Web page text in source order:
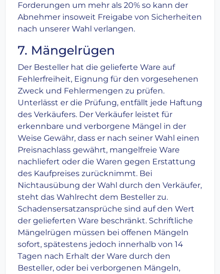
Forderungen um mehr als 20% so kann der
Abnehmer insoweit Freigabe von Sicherheiten
nach unserer Wahl verlangen.
7. Mängelrügen
Der Besteller hat die gelieferte Ware auf
Fehlerfreiheit, Eignung für den vorgesehenen
Zweck und Fehlermengen zu prüfen.
Unterlässt er die Prüfung, entfällt jede Haftung
des Verkäufers. Der Verkäufer leistet für
erkennbare und verborgene Mängel in der
Weise Gewähr, dass er nach seiner Wahl einen
Preisnachlass gewährt, mangelfreie Ware
nachliefert oder die Waren gegen Erstattung
des Kaufpreises zurücknimmt. Bei
Nichtausübung der Wahl durch den Verkäufer,
steht das Wahlrecht dem Besteller zu.
Schadensersatzansprüche sind auf den Wert
der gelieferten Ware beschränkt. Schriftliche
Mängelrügen müssen bei offenen Mängeln
sofort, spätestens jedoch innerhalb von 14
Tagen nach Erhalt der Ware durch den
Besteller, oder bei verborgenen Mängeln,